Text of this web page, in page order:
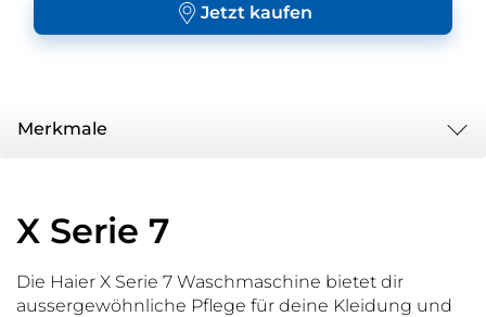
Jetzt kaufen
Merkmale
X Serie 7
Die Haier X Serie 7 Waschmaschine bietet dir
aussergewöhnliche Pflege für deine Kleidung und